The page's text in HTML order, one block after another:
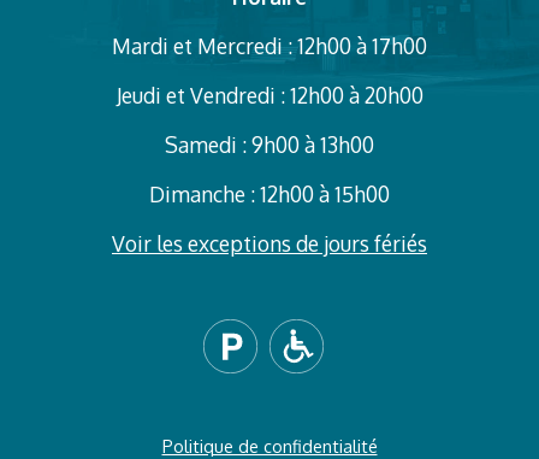
Mardi et Mercredi : 12h00 à 17h00
Jeudi et Vendredi : 12h00 à 20h00
Samedi : 9h00 à 13h00
Dimanche : 12h00 à 15h00
Voir les exceptions de jours fériés
Politique de confidentialité